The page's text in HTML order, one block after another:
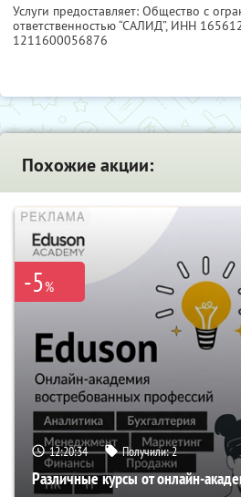
Услуги предоставляет: Общество с
ответственностью “САЛИД”, ИНН
1211600056876
Похожие акции:
-5%
12:20:33 Получили:2
Различные курсы от онлайн-